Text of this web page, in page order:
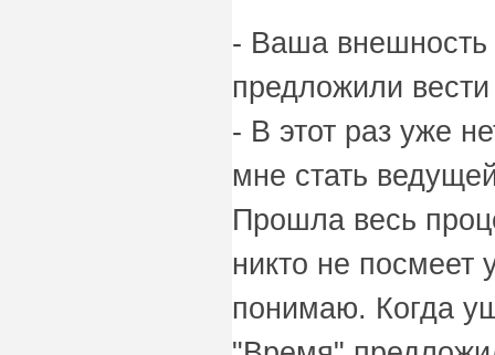
- Ваша внешность
предложили
- В этот раз уже
мне стать
Прошла весь
никто не посмеет
понимаю. Когда